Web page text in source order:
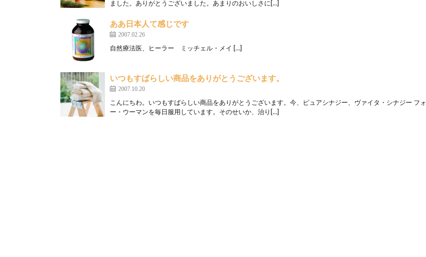
ました。ありがとうございました。あまりのおいしさに[…]
ああ日本人て感じです
2007.02.26
自然療法医、ヒーラー ミッチェル・メイ […]
いつもすばらしい商品をありがとうございます。
2007.10.20
こんにちわ。いつもすばらしい商品をありがとうございます。今、ピュアシナジー、ヴァイタ・シナジー フォ
ー・ウーマンを毎日服用しています。そのせいか、治り[…]